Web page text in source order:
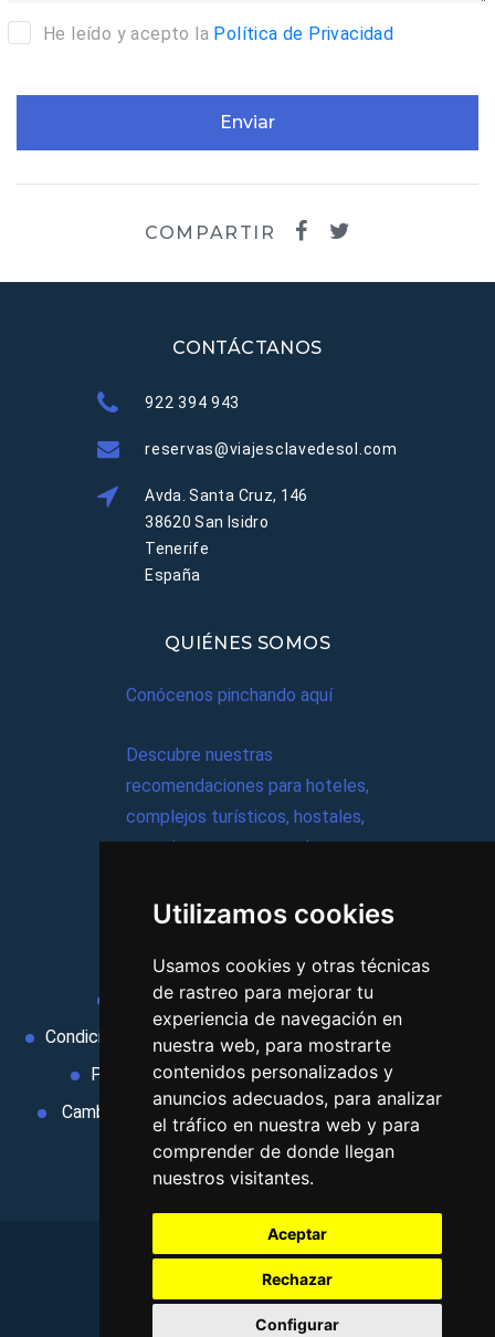
Utilizamos cookies
Usamos cookies y otras técnicas
de rastreo para mejorar tu
experiencia de navegación en
nuestra web, para mostrarte
contenidos personalizados y
anuncios adecuados, para analizar
el tráfico en nuestra web y para
comprender de donde llegan
nuestros visitantes.
Aceptar
Rechazar
Configurar
He leído y acepto la Política de Privacidad
Enviar
COMPARTIR
CONTÁCTANOS
922 394 943
reservas@viajesclavedesol.com
Avda. Santa Cruz, 146
38620 San Isidro
Tenerife
España
QUIÉNES SOMOS
Conócenos pinchando aquí
Descubre nuestras
recomendaciones para hoteles,
complejos turísticos, hostales,
vacaciones, paquetes de
Aviso legal
Condiciones de uso
Condiciones Generales
Ley de Viajes Combinados
Política de privacidad
Uso de cookies
Cambiar preferencias de cookies
Area privada
Contacto
2026